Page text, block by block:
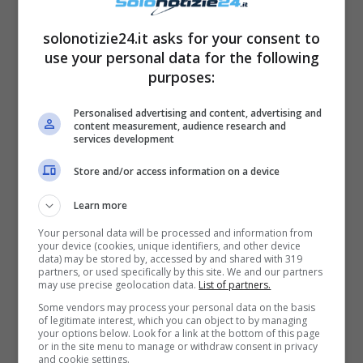
dalla psicologia della Gestalt , anche detta
psicologia delle rappresentazioni.
presenza di diversi elementi, non
questi elementi ti è balzato subito all’occhio?
Se per prima cosa ha visto l’albero, significa
che sei una persona molto razionale e
concreta. Una delle particolarità più
interessanti della tua personalità è che tendi a
prendere presso il controllo della situazione e
per questo sei un leader nato. Le tue doti
solonotizie24.it asks for your consent to
use your personal data for the following
purposes:
Personalised advertising and content, advertising and
content measurement, audience research and
services development
Store and/or access information on a device
Learn more
Your personal data will be processed and information from
your device (cookies, unique identifiers, and other device
data) may be stored by, accessed by and shared with 319
partners, or used specifically by this site. We and our partners
may use precise geolocation data. List of partners.
Some vendors may process your personal data on the basis
of legitimate interest, which you can object to by managing
your options below. Look for a link at the bottom of this page
or in the site menu to manage or withdraw consent in privacy
and cookie settings.